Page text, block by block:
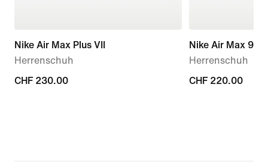
Nike Air Max Plus VII
Herrenschuh
CHF 230.00
CHF 230.00
Nike Air Max 95
Herrenschuh
CHF 220.00
CHF 220.00